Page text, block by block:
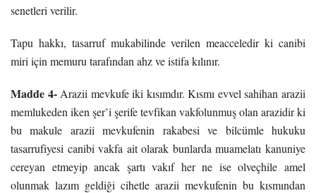
senetleri verilir.
Tapu hakkı, tasarruf mukabilinde verilen meacceledir ki canibi
miri için memuru tarafından ahz ve istifa kılınır.
Madde 4-Arazii mevkufe iki kısımdır. Kısmı evvel sahihan arazii
memlukeden iken şer’i şerife tevfikan vakfolunmuş olan arazidir ki
bu makule arazii mevkufenin rakabesi ve bilcümle hukuku
tasarrufiyesi canibi vakfa ait olarak bunlarda muamelatı kanuniye
cereyan etmeyip ancak şartı vakıf her ne ise olveçhile amel
olunmak lazım geldiği cihetle arazii mevkufenin bu kısmından